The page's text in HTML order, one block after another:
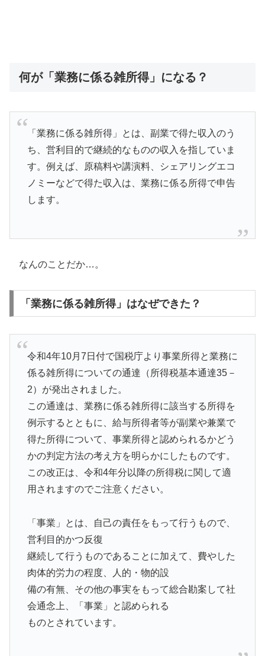
何が「業務に係る雑所得」になる？
「業務に係る雑所得」とは、副業で得た収入のう
ち、営利目的で継続的なものの収入を指していま
す。例えば、原稿料や講演料、シェアリングエコ
ノミーなどで得た収入は、業務に係る所得で申告
します。
なんのことだか…。
「業務に係る雑所得」はなぜできた？
令和4年10月7日付で国税庁より事業所得と業務に
係る雑所得についての通達（所得税基本通達35－
2）が発出されました。
この通達は、業務に係る雑所得に該当する所得を
例示するとともに、給与所得者等が副業や兼業で
得た所得について、事業所得と認められるかどう
かの判定方法の考え方を明らかにしたものです。
この改正は、令和4年分以降の所得税に関して適
用されますのでご注意ください。
「事業」とは、自己の責任をもって行うもので、
営利目的かつ反復
継続して行うものであることに加えて、費やした
肉体的労力の程度、人的・物的設
備の有無、その他の事実をもって総合勘案して社
会通念上、「事業」と認められる
ものとされています。